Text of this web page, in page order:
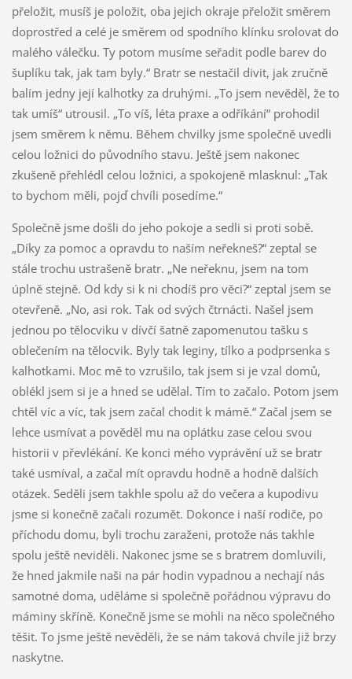
přeložit, musíš je položit, oba jejich okraje přeložit směrem
doprostřed a celé je směrem od spodního klínku srolovat do
malého válečku. Ty potom musíme seřadit podle barev do
šuplíku tak, jak tam byly.“ Bratr se nestačil divit, jak zručně
balím jedny její kalhotky za druhými. „To jsem nevěděl, že to
tak umíš“ utrousil. „To víš, léta praxe a odříkání“ prohodil
jsem směrem k němu. Během chvilky jsme společně uvedli
celou ložnici do původního stavu. Ještě jsem nakonec
zkušeně přehlédl celou ložnici, a spokojeně mlasknul: „Tak
to bychom měli, pojď chvíli posedíme.“
Společně jsme došli do jeho pokoje a sedli si proti sobě.
„Díky za pomoc a opravdu to naším neřekneš?“ zeptal se
stále trochu ustrašeně bratr. „Ne neřeknu, jsem na tom
úplně stejně. Od kdy si k ni chodíš pro věci?“ zeptal jsem se
otevřeně. „No, asi rok. Tak od svých čtrnácti. Našel jsem
jednou po tělocviku v dívčí šatně zapomenutou tašku s
oblečením na tělocvik. Byly tak leginy, tílko a podprsenka s
kalhotkami. Moc mě to vzrušilo, tak jsem si je vzal domů,
oblékl jsem si je a hned se udělal. Tím to začalo. Potom jsem
chtěl víc a víc, tak jsem začal chodit k mámě.“ Začal jsem se
lehce usmívat a pověděl mu na oplátku zase celou svou
historii v převlékání. Ke konci mého vyprávění už se bratr
také usmíval, a začal mít opravdu hodně a hodně dalších
otázek. Seděli jsem takhle spolu až do večera a kupodivu
jsme si konečně začali rozumět. Dokonce i naší rodiče, po
příchodu domu, byli trochu zaraženi, protože nás takhle
spolu ještě neviděli. Nakonec jsme se s bratrem domluvili,
že hned jakmile naši na pár hodin vypadnou a nechají nás
samotné doma, uděláme si společně pořádnou výpravu do
máminy skříně. Konečně jsme se mohli na něco společného
těšit. To jsme ještě nevěděli, že se nám taková chvíle již brzy
naskytne.